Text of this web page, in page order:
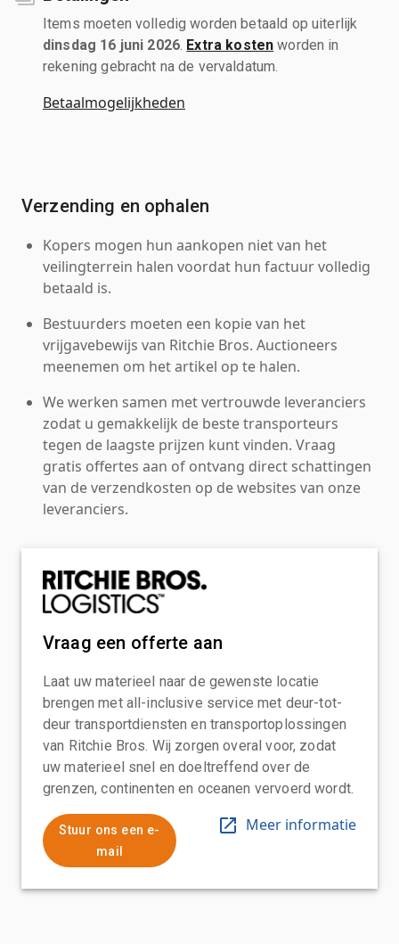
Items moeten volledig worden betaald op uiterlijk
dinsdag 16 juni 2026 Extra kosten worden in
rekening gebracht na de vervaldatum.
Betaalmogelijkheden
Verzending en ophalen
Kopers mogen hun aankopen niet van het
veilingterrein halen voordat hun factuur volledig
betaald is.
Bestuurders moeten een kopie van het
vrijgavebewijs van Ritchie Bros. Auctioneers
meenemen om het artikel op te halen.
We werken samen met vertrouwde leveranciers
zodat u gemakkelijk de beste transporteurs
tegen de laagste prijzen kunt vinden. Vraag
gratis offertes aan of ontvang direct schattingen
van de verzendkosten op de websites van onze
leveranciers.
Vraag een offerte aan
Laat uw materieel naar de gewenste locatie
brengen met all-inclusive service met deur-tot-
deur transportdiensten en transportoplossingen
van Ritchie Bros. Wij zorgen overal voor, zodat
uw materieel snel en doeltreffend over de
grenzen, continenten en oceanen vervoerd wordt.
Stuur ons een e-
mail
Meer informatie